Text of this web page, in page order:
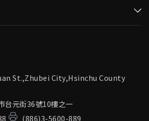
St.,Zhubei City,Hsinchu County
台元街36號10樓之一
(886)3-5600-889